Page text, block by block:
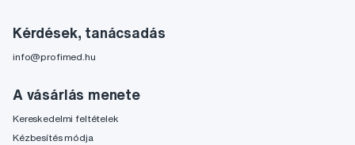
Kérdések, tanácsadás
info@profimed.hu
A vásárlás menete
Kereskedelmi feltételek
Kézbesítés módja